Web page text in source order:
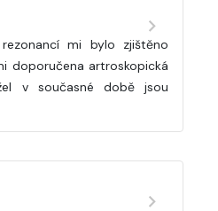
mi bylo zjištěno
doporučena artroskopická
v současné době jsou